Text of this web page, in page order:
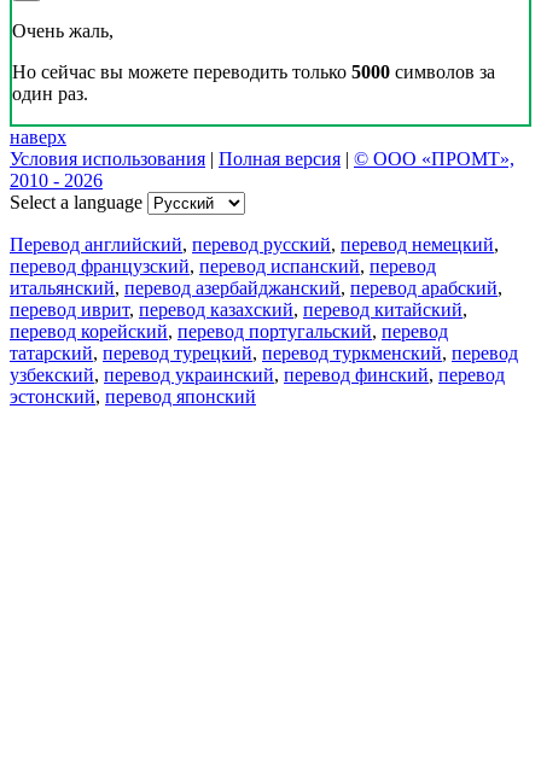
Очень жаль,
Но сейчас вы можете переводить только 5000 символов за
один раз.
наверх
Условия использования | Полная версия | © ООО «ПРОМТ»,
2010 - 2026
Select a language
Перевод английский, перевод русский, перевод немецкий,
перевод французский, перевод испанский, перевод
итальянский, перевод азербайджанский, перевод арабский,
перевод иврит, перевод казахский, перевод китайский,
перевод корейский, перевод португальский, перевод
татарский, перевод турецкий, перевод туркменский, перевод
узбекский, перевод украинский, перевод финский, перевод
эстонский, перевод японский